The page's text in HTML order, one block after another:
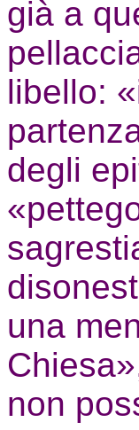
già a
libello:
degli
una
non